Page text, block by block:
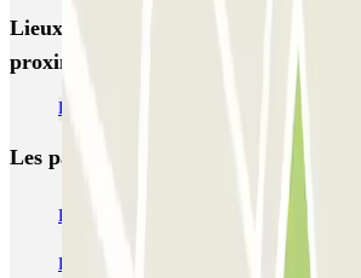
Lieux et événements intéressants à
proximité Kreuzstrasse
Parking aéroport Düsseldorf pas cher
Les parkings les
Parking Paris Parking Gare de Lyon
Parking Charles de Gaulle - Roissy Aeroport